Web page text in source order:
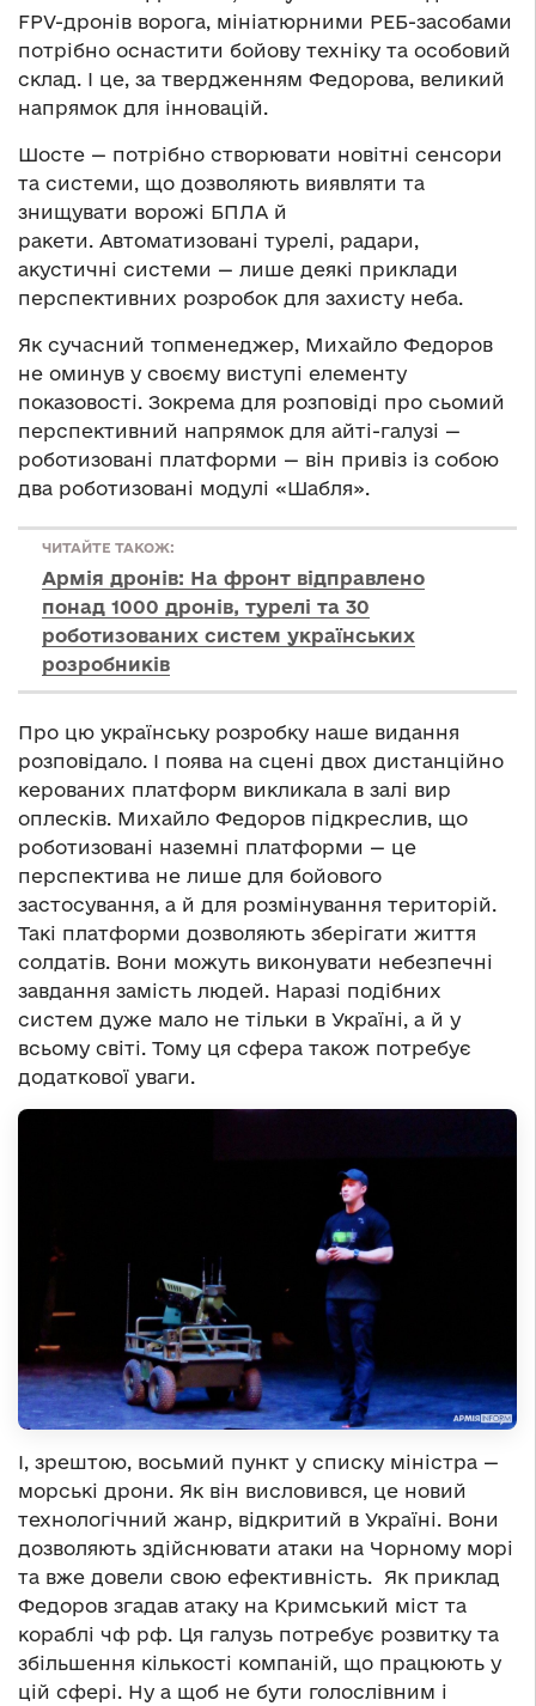
FPV-дронів ворога, мініатюрними РЕБ-засобами
потрібно оснастити бойову техніку та особовий
склад. І це, за твердженням Федорова, великий
напрямок для інновацій.
Шосте — потрібно створювати новітні сенсори
та системи, що дозволяють виявляти та
знищувати ворожі БПЛА й
ракети. Автоматизовані турелі, радари,
акустичні системи — лише деякі приклади
перспективних розробок для захисту неба.
Як сучасний топменеджер, Михайло Федоров
не оминув у своєму виступі елементу
показовості. Зокрема для розповіді про сьомий
перспективний напрямок для айті-галузі —
роботизовані платформи — він привіз із собою
два роботизовані модулі «Шабля».
ЧИТАЙТЕ ТАКОЖ:
Армія дронів: На фронт відправлено
понад 1000 дронів, турелі та 30
роботизованих систем українських
розробників
Про цю українську розробку наше видання
розповідало. І поява на сцені двох дистанційно
керованих платформ викликала в залі вир
оплесків. Михайло Федоров підкреслив, що
роботизовані наземні платформи — це
перспектива не лише для бойового
застосування, а й для розмінування територій.
Такі платформи дозволяють зберігати життя
солдатів. Вони можуть виконувати небезпечні
завдання замість людей. Наразі подібних
систем дуже мало не тільки в Україні, а й у
всьому світі. Тому ця сфера також потребує
додаткової уваги.
І, зрештою, восьмий пункт у списку міністра —
морські дрони. Як він висловився, це новий
технологічний жанр, відкритий в Україні. Вони
дозволяють здійснювати атаки на Чорному морі
та вже довели свою ефективність. Як приклад
Федоров згадав атаку на Кримський міст та
кораблі чф рф. Ця галузь потребує розвитку та
збільшення кількості компаній, що працюють у
цій сфері. Ну а щоб не бути голослівним і